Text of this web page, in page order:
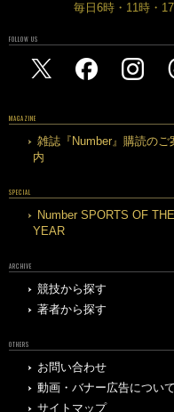
毎日6時・11時・
FOLLOW US
MAGAZINE
雑誌『Number』購読のご
内
SPECIAL
Number SPORTS OF THE
YEAR
ARCHIVE
競技から探す
著者から探す
OTHERS
お問い合わせ
動画・バナー広告について
サイトマップ